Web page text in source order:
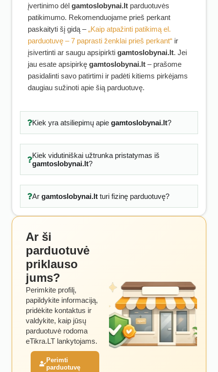
įvertinimo dėl gamtoslobynai.lt parduotuvės
patikimumo. Rekomenduojame prieš perkant
paskaityti šį gidą –„Kaip atpažinti patikimą el.
parduotuvę – 7 paprasti ženklai prieš perkant“ ir
įsivertinti ar saugu apsipirkti gamtoslobynai.lt. Jei
jau esate apsipirkę gamtoslobynai.lt – prašome
pasidalinti savo patirtimi ir padėti kitiems pirkėjams
daugiau sužinoti apie šią parduotuvę.
Kiek yra atsiliepimų apie gamtoslobynai.lt?
Kiek vidutiniškai užtrunka pristatymas iš
gamtoslobynai.lt?
Ar gamtoslobynai.ltturi fizinę parduotuvę?
Ar ši
parduotuvė
priklauso
jums?
Perimkite profilį,
papildykite informaciją,
pridėkite kontaktus ir
valdykite, kaip jūsų
parduotuvė rodoma
eTikra.LT lankytojams.
Perimti
parduotuvę